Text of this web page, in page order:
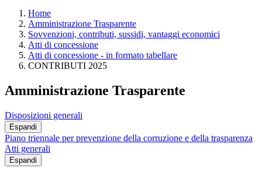
Home
Amministrazione Trasparente
Sovvenzioni, contributi, sussidi, vantaggi economici
Atti di concessione
Atti di concessione - in formato tabellare
CONTRIBUTI 2025
Amministrazione Trasparente
Disposizioni generali
Espandi
Piano triennale per prevenzione della corruzione e della trasparenza
Atti generali
Espandi